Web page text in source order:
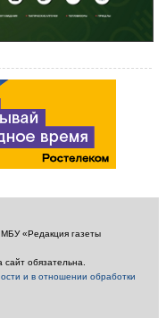
«Редакция газеты
обязательна.
и в отношении обработки